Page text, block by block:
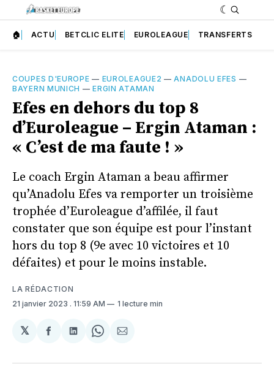
🏠 ACTU BETCLIC ELITE EUROLEAGUE TRANSFERTS
COUPES D'EUROPE — EUROLEAGUE2 —ANADOLU EFES —
BAYERN MUNICH —ERGIN ATAMAN
Efes en dehors du top 8
d’Euroleague – Ergin Ataman :
« C’est de ma faute ! »
Le coach Ergin Ataman a beau affirmer
qu’Anadolu Efes va remporter un troisième
trophée d’Euroleague d’affilée, il faut
constater que son équipe est pour l’instant
hors du top 8 (9e avec 10 victoires et 10
défaites) et pour le moins instable.
LA RÉDACTION
21 janvier 2023 . 11:59 AM 1 lecture min
𝕏
Partager
Facebook
Partager
LinkedIn
Share
WhatsApp
Partager
Courriel